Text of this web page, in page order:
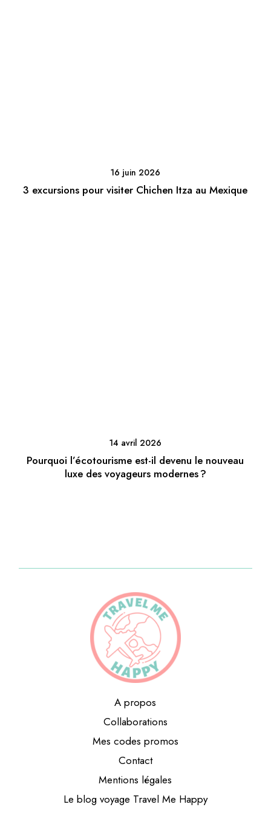
16 juin 2026
3 excursions pour visiter Chichen Itza au Mexique
Pourquoi l’écotourisme est-il devenu le nouveau
luxe des voyageurs modernes ?
A propos
Mes codes promos
Mentions légales
Le blog voyage Travel Me Happy